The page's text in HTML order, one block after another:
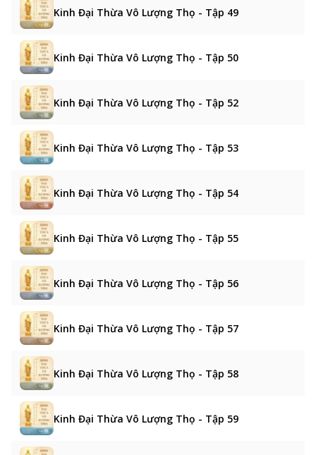
Kinh Đại Thừa Vô Lượng Thọ - Tập 49
Kinh Đại Thừa Vô Lượng Thọ - Tập 50
Kinh Đại Thừa Vô Lượng Thọ - Tập 52
Kinh Đại Thừa Vô Lượng Thọ - Tập 53
Kinh Đại Thừa Vô Lượng Thọ - Tập 54
Kinh Đại Thừa Vô Lượng Thọ - Tập 55
Kinh Đại Thừa Vô Lượng Thọ - Tập 56
Kinh Đại Thừa Vô Lượng Thọ - Tập 57
Kinh Đại Thừa Vô Lượng Thọ - Tập 58
Kinh Đại Thừa Vô Lượng Thọ - Tập 59